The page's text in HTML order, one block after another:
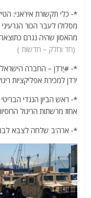
*- כלי תקשורת איראני:
מסלולו לעבר הכור
מהאסון שהיה נגרם
(חד וחלק – חדשות )
ירדן למכירת אפליקציות
אחוז מרשתות הריגול
*- ארה'ב שלחה לצבא לבנון 55 כלי רכב